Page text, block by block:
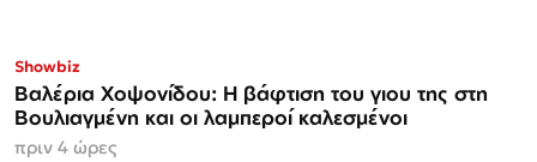
Showbiz
Βαλέρια Χοψονίδου: Η βάφτιση του γιου της στη
Βουλιαγμένη και οι λαμπεροί καλεσμένοι
πριν 4 ώρες